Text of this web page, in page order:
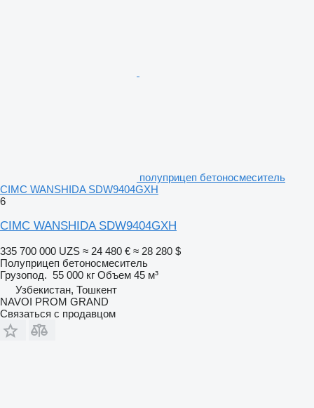
полуприцеп бетоносмеситель
CIMC WANSHIDA SDW9404GXH
6
CIMC WANSHIDA SDW9404GXH
335 700 000 UZS ≈ 24 480 € ≈ 28 280 $
Полуприцеп бетоносмеситель
Грузопод. 55 000 кг Объем 45 м³
Узбекистан, Тошкент
NAVOI PROM GRAND
Связаться с продавцом